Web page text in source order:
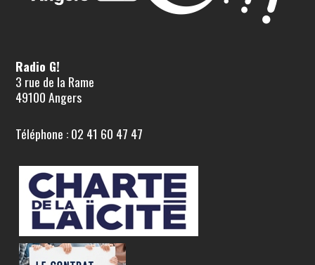
Radio G!
3 rue de la Rame
49100 Angers
Téléphone : 02 41 60 47 47